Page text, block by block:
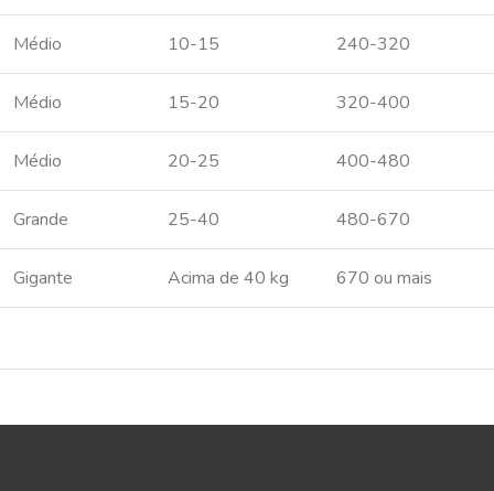
Médio 10-15 240-320
Médio 15-20 320-400
Médio 20-25 400-480
Grande 25-40 480-670
Gigante Acima de 40 kg 670 ou mais